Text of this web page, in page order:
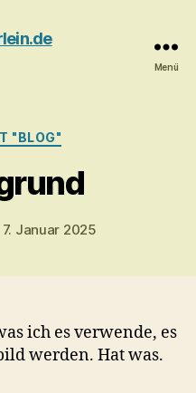
Menü
"BLOG"
7. Januar 2025
ich es verwende, es
werden. Hat was.